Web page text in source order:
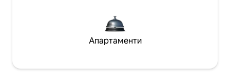
Апартаменти